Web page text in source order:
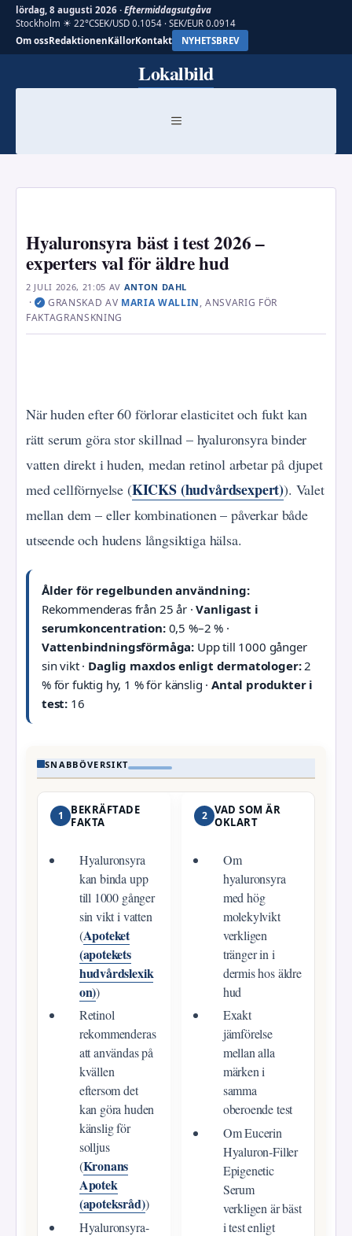
lördag, 8 augusti 2026 · Eftermiddagsutgåva
Stockholm ☀ 22°CSEK/USD 0.1054 · SEK/EUR 0.0914
Om ossRedaktionenKällorKontakt NYHETSBREV
Lokalbild
MENY
Hyaluronsyra bäst i test 2026 –
experters val för äldre hud
2 JULI 2026, 21:05 AV ANTON DAHL
· ✓ GRANSKAD AV MARIA WALLIN, ANSVARIG FÖR
FAKTAGRANSKNING
När huden efter 60 förlorar elasticitet och fukt kan
rätt serum göra stor skillnad – hyaluronsyra binder
vatten direkt i huden, medan retinol arbetar på djupet
med cellförnyelse (KICKS (hudvårdsexpert)). Valet
mellan dem – eller kombinationen – påverkar både
utseende och hudens långsiktiga hälsa.
Ålder för regelbunden användning:
Rekommenderas från 25 år ·Vanligast i
serumkoncentration:0,5 %–2 % ·
Vattenbindningsförmåga: Upp till 1000 gånger
sin vikt · Daglig maxdos enligt dermatologer:2
% för fuktig hy, 1 % för känslig ·Antal produkter i
test: 16
SNABBÖVERSIKT
1
BEKRÄFTADE
FAKTA
Hyaluronsyra
kan binda upp
till 1000 gånger
sin vikt i vatten
(Apoteket
(apotekets
hudvårdslexik
on))
Retinol
rekommenderas
att användas på
kvällen
eftersom det
kan göra huden
känslig för
solljus
(Kronans
Apotek
(apoteksråd))
Hyaluronsyra-
2 VAD SOM ÄR
OKLART
Om
hyaluronsyra
med hög
molekylvikt
verkligen
tränger in i
dermis hos äldre
hud
Exakt
jämförelse
mellan alla
märken i
samma
oberoende test
Om Eucerin
Hyaluron‑Filler
Epigenetic
Serum
verkligen är bäst
i test enligt